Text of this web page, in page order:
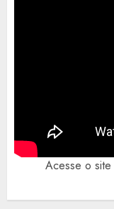
Acesse o site